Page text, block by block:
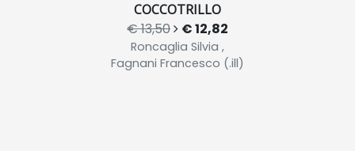
COCCOTRILLO
€ 13,50 € 12,82
Roncaglia Silvia ,
Fagnani Francesco (.ill)